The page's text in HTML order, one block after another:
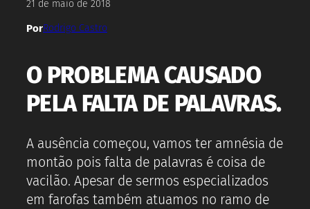
21 de maio de 2018
PorRodrigo Castro
O PROBLEMA CAUSADO
PELA FALTA DE PALAVRAS.
A ausência começou, vamos ter amnésia de
montão pois falta de palavras é coisa de
vacilão. Apesar de sermos especializados
em farofas também atuamos no ramo de